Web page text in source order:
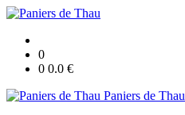
0
0 0.0 €
Paniers de Thau